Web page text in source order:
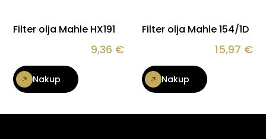
Filter olja Mahle HX191
9,36 €
Nakup
Filter olja Mahle 154/1D
15,97 €
Nakup